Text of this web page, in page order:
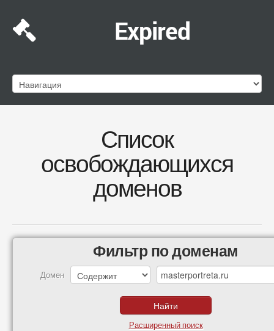
Expired
Список
освобождающихся
доменов
Фильтр по доменам
Домен
Расширенный поиск